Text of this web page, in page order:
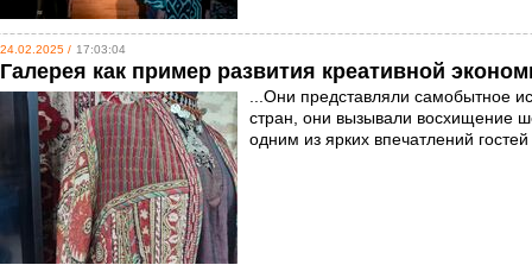
24.02.2025 / 17:03:04
Галерея как пример развития креативной
...Они представляли самобытное
стран, они вызывали восхищение
одним из ярких впечатлений